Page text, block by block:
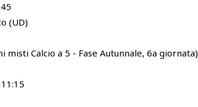
(UD)
misti Calcio a 5 - Fase Autunnale, 6a giornata)